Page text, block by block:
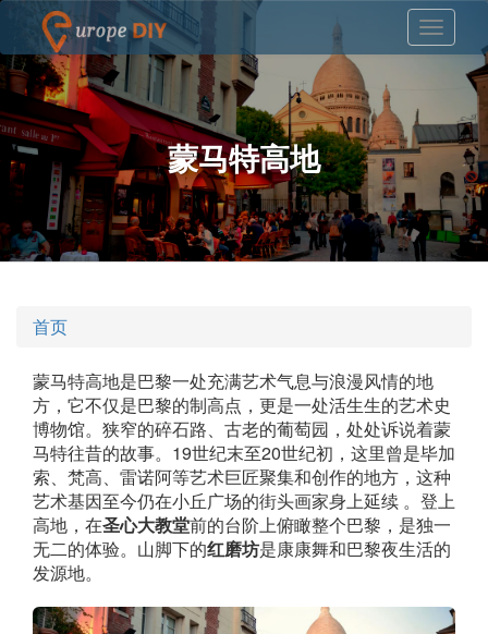
蒙马特高地
首页
蒙马特高地是巴黎一处充满艺术气息与浪漫风情的地
方，它不仅是巴黎的制高点，更是一处活生生的艺术史
博物馆。狭窄的碎石路、古老的葡萄园，处处诉说着蒙
马特往昔的故事。19世纪末至20世纪初，这里曾是毕加
索、梵高、雷诺阿等艺术巨匠聚集和创作的地方，这种
艺术基因至今仍在小丘广场的街头画家身上延续 。登上
高地，在圣心大教堂前的台阶上俯瞰整个巴黎，是独一
无二的体验。山脚下的红磨坊是康康舞和巴黎夜生活的
发源地。